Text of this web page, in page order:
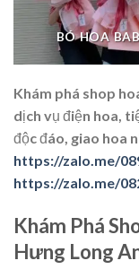
BÓ HOA
Khám phá shop
dịch vụ điện hoa,
độc đáo, giao hoa
https://zalo.me/
https://zalo.me/
Khám Phá
Hưng Long